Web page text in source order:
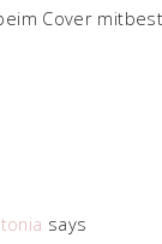
Cover
says